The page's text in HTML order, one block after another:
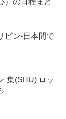
）の日程まと
ピン-日本間で
集(SHU) ロッ